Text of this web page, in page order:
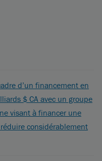
d’un financement en
$ CA avec un groupe
visant à financer une
considérablement